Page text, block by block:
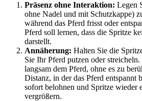
Präsenz ohne Interaktion: Legen
ohne Nadel und mit Schutzkappe)
während das Pferd frisst oder
Pferd soll lernen, dass die Spritze
darstellt.
Annäherung: Halten Sie die
Sie Ihr Pferd putzen oder
langsam dem Pferd, ohne es zu
Distanz, in der das Pferd entspannt
sofort belohnen und Spritze wieder
vergrößern.